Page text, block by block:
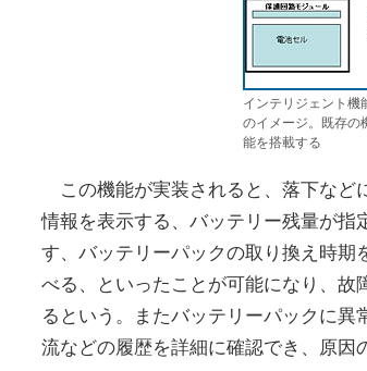
インテリジェント機
のイメージ。既存の
能を搭載する
この機能が実装されると、落下など
情報を表示する、バッテリー残量が指
す、バッテリーパックの取り換え時期
べる、といったことが可能になり、故
るという。またバッテリーパックに
流などの履歴を詳細に確認でき、原因